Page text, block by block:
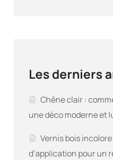
Les derniers
Chêne clair :
une déco moderne et
Vernis bois
d’application pour un